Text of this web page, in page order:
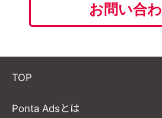
お問い合
TOP
Ponta Adsとは